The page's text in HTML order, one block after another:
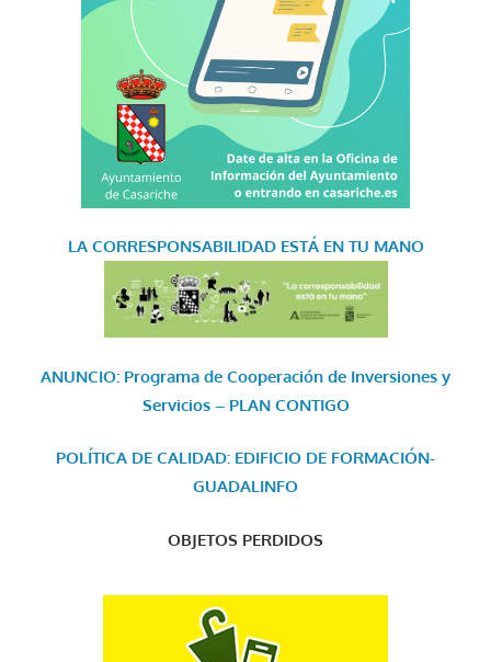
LA CORRESPONSABILIDAD ESTÁ EN TU MANO
ANUNCIO: Programa de Cooperación de Inversiones y
Servicios – PLAN CONTIGO
POLÍTICA DE CALIDAD: EDIFICIO DE FORMACIÓN-
GUADALINFO
OBJETOS PERDIDOS